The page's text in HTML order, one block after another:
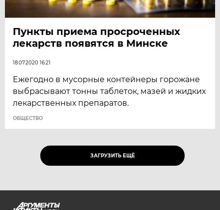
Пункты приема просроченных
лекарств появятся в Минске
18.07.2020 16:21
Ежегодно в мусорные контейнеры горожане
выбрасывают тонны таблеток, мазей и жидких
лекарственных препаратов.
ОБЩЕСТВО
ЗАГРУЗИТЬ ЕЩЁ